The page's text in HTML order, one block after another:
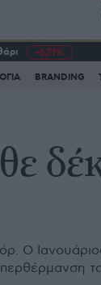
-6,71%
BRANDING
Ο